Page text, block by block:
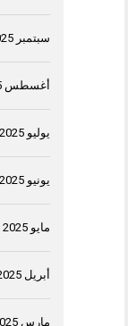
سبتمبر 2025
أغسطس 2025
يوليو 2025
يونيو 2025
مايو 2025
أبريل 2025
مارس 2025